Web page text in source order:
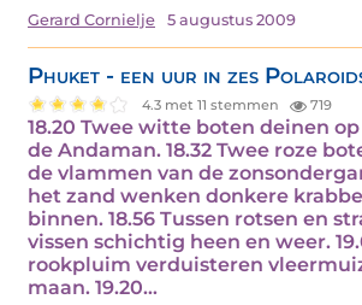
Gerard Cornielje 5 augustus 2009
Phuket - een uur in zes
4.3 met 11 stemmen 719
18.20 Twee witte boten deinen
de Andaman. 18.32 Twee roze
de vlammen van de
het zand wenken donkere
binnen. 18.56 Tussen rotsen en
vissen schichtig heen en weer.
rookpluim verduisteren
maan. 19.20…